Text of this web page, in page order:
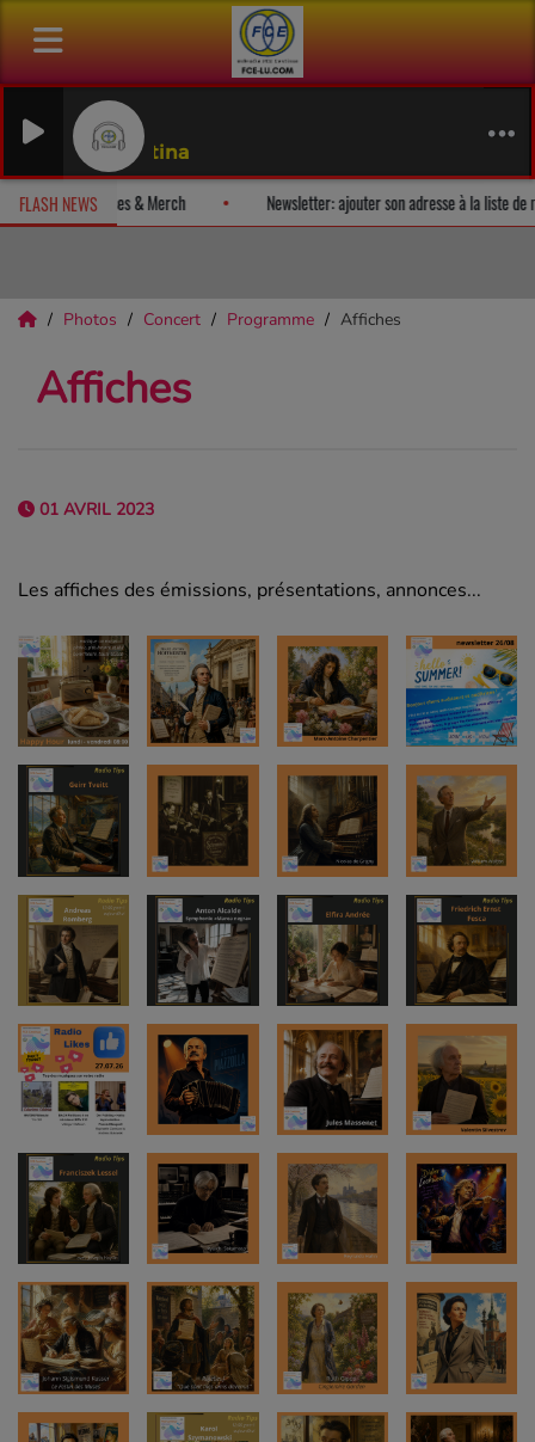
FLASH NEWS
un album-surprise! Fan Releases & Merch Newsletter: ajouter
Photos Concert Programme Affiches
Affiches
01 AVRIL 2023
Les affiches des émissions, présentations, annonces...